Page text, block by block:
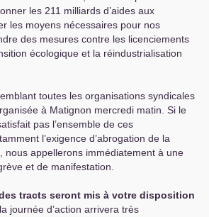
les 211 milliards d’aides aux
les moyens nécessaires pour nos
des mesures contre les licenciements
écologique et la réindustrialisation
toutes les organisations syndicales
à Matignon mercredi matin. Si le
pas l’ensemble de ces
l’exigence d’abrogation de la
nous appellerons immédiatement à une
et de manifestation.
tracts seront mis à votre disposition
journée d’action arrivera très